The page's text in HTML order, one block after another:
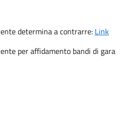
determina a contrarre: Link
per affidamento bandi di gara